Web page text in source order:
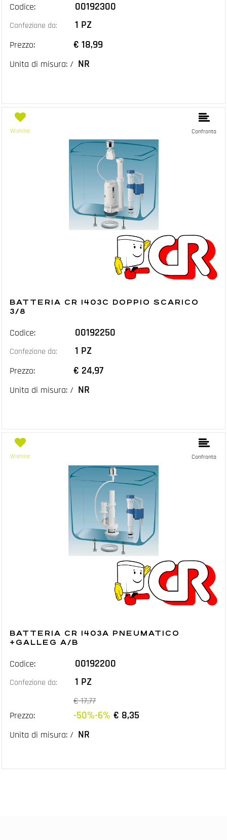
Codice: 00192300
Confezione da: 1 PZ
Prezzo: € 18,99
Unita di misura: / NR
Wishlist Confronta
BATTERIA CR 1403C DOPPIO SCARICO
3/8
Codice: 00192250
Confezione da: 1 PZ
Prezzo: € 24,97
Unita di misura: / NR
Wishlist Confronta
BATTERIA CR 1403A PNEUMATICO
+GALLEG A/B
Codice: 00192200
Confezione da: 1 PZ
Prezzo:
€ 17,77
-50%-6% € 8,35
Unita di misura: / NR